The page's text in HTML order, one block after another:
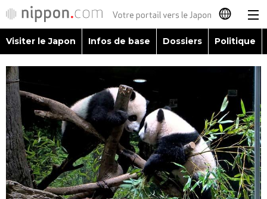
日本語
繁體字
Español
العربية
Visiter le Japon
Infos de base
Dossiers
Visiter le Japon Infos de base Dossiers Politique